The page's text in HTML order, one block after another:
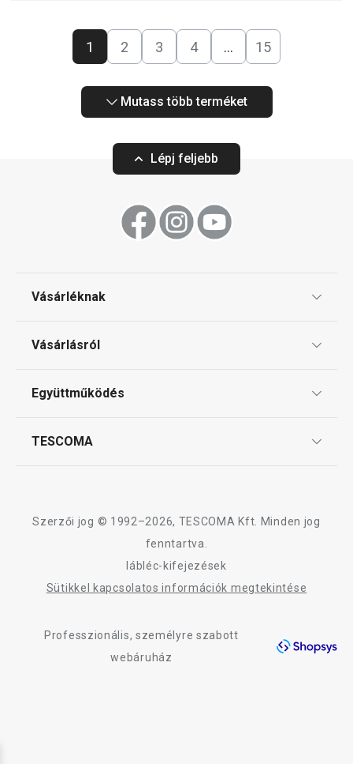
1 2 3 4 … 15
Mutass több terméket
Lépj feljebb
Vásárléknak
Gyakori kérdések
Vásárlásról
Reklamáció és termékvisszaküldés
Együttműködés
TESCOMA
Adatkezelési Tájékoztató
Szerzői jog © 1992–2026, TESCOMA Kft. Minden jog
fenntartva.
lábléc-kifejezések
Sütikkel kapcsolatos információk megtekintése
Professzionális, személyre szabott
webáruház